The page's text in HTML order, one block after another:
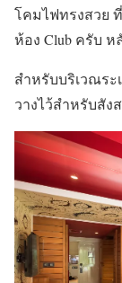
โคมไฟทรงสวย
ห้อง Club ครับ ห
สำหรับบริเวณร
วางไว้สำหรับสัง